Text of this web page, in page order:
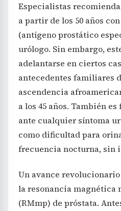
Especialistas
a partir de los 50 años
(antígeno prostático
urólogo. Sin embargo,
adelantarse en ciertos
antecedentes familiares
ascendencia
a los 45 años. También
ante cualquier síntoma
como dificultad para
frecuencia nocturna, sin
Un avance
la resonancia
(RMmp) de próstata.